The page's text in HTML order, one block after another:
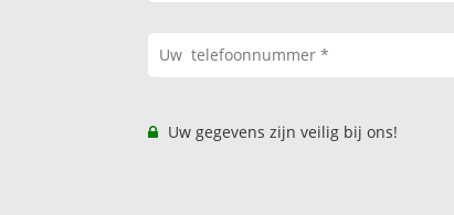
Uw gegevens zijn veilig bij ons!